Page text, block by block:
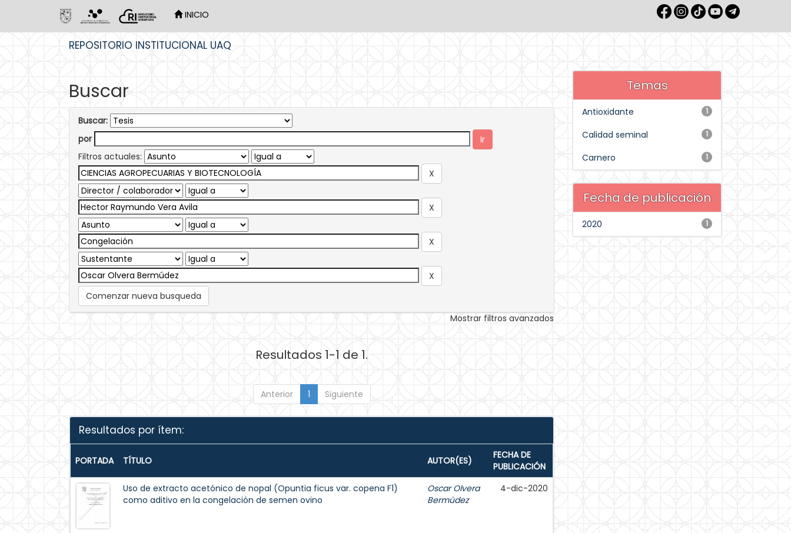
INICIO
REPOSITORIO INSTITUCIONAL UAQ
Buscar
Buscar:
por
Filtros actuales:
Comenzar nueva busqueda
Mostrar filtros avanzados
Resultados 1-1 de 1.
Anterior 1 Siguiente
Resultados por ítem:
PORTADA TÍTULO AUTOR(ES)
FECHA DE
PUBLICACIÓN
Uso de extracto acetónico de nopal (Opuntia ficus var. copena F1)
como aditivo en la congelación de semen ovino
Oscar Olvera
Bermúdez
4-dic-2020
Temas
1
Antioxidante
1
Calidad seminal
1
Carnero
Fecha de publicación
1
2020